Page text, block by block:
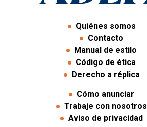
Quiénes somos
Contacto
Manual de estilo
Código de ética
Derecho a réplica
Cómo anunciar
Trabaje con nosotros
Aviso de privacidad